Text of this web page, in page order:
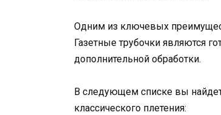
Одним из ключевых
Газетные трубочки являются
дополнительной обработки.
В следующем списке вы
классического плетения: